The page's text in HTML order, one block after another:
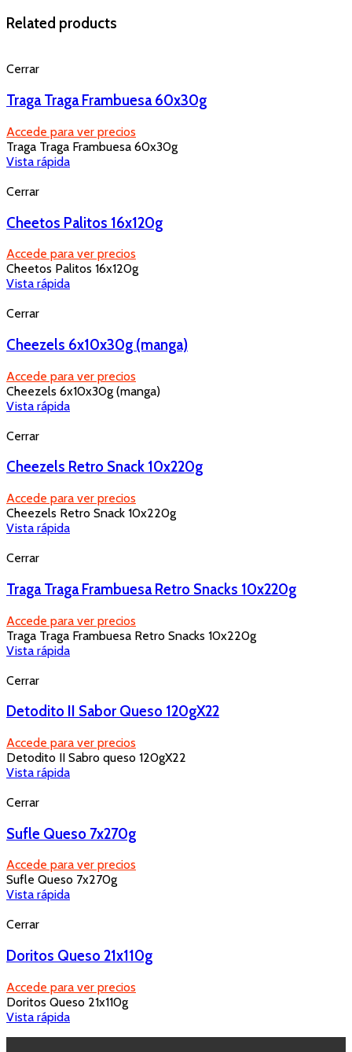
Related products
Cerrar
Traga Traga Frambuesa 60x30g
Accede para ver precios
Traga Traga Frambuesa 60x30g
Vista rápida
Cerrar
Cheetos Palitos 16x120g
Accede para ver precios
Cheetos Palitos 16x120g
Vista rápida
Cerrar
Cheezels 6x10x30g (manga)
Accede para ver precios
Cheezels 6x10x30g (manga)
Vista rápida
Cerrar
Cheezels Retro Snack 10x220g
Accede para ver precios
Cheezels Retro Snack 10x220g
Vista rápida
Cerrar
Traga Traga Frambuesa Retro Snacks 10x220g
Accede para ver precios
Traga Traga Frambuesa Retro Snacks 10x220g
Vista rápida
Cerrar
Detodito II Sabor Queso 120gX22
Accede para ver precios
Detodito II Sabro queso 120gX22
Vista rápida
Cerrar
Sufle Queso 7x270g
Accede para ver precios
Sufle Queso 7x270g
Vista rápida
Cerrar
Doritos Queso 21x110g
Accede para ver precios
Doritos Queso 21x110g
Vista rápida